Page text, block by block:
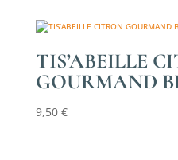
TIS’ABEILLE
GOURMAND
9,50 €